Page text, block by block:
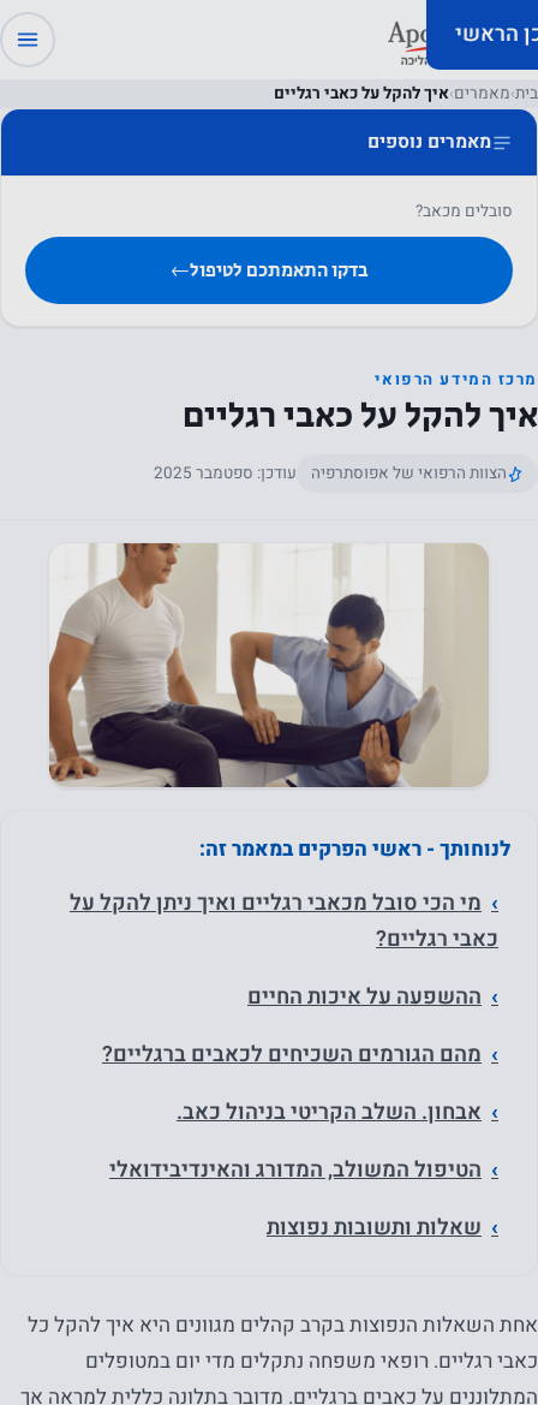
הראשי
בית›מאמרים›איך להקל על כאבי רגליים
מאמרים נוספים
סובלים מכאב?
בדקו התאמתכם לטיפול←
מרכז המידע הרפואי
איך להקל על כאבי רגליים
הצוות הרפואי של אפוסתרפיה עודכן: ספטמבר 2025
לנוחותך - ראשי הפרקים במאמר זה:
מי הכי סובל מכאבי רגליים ואיך ניתן להקל על
כאבי רגליים?
ההשפעה על איכות החיים
מהם הגורמים השכיחים לכאבים ברגליים?
אבחון. השלב הקריטי בניהול כאב.
הטיפול המשולב, המדורג והאינדיבידואלי
שאלות ותשובות נפוצות
אחת השאלות הנפוצות בקרב קהלים מגוונים היא איך להקל כל
כאבי רגליים. רופאי משפחה נתקלים מדי יום במטופלים
המתלוננים על כאבים ברגליים. מדובר בתלונה כללית למראה אך